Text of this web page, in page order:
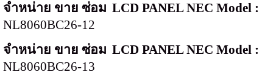
จำหน่าย ขาย ซ่อม LCD PANEL NEC Model :
NL8060BC26-12
จำหน่าย ขาย ซ่อม LCD PANEL NEC Model :
NL8060BC26-13